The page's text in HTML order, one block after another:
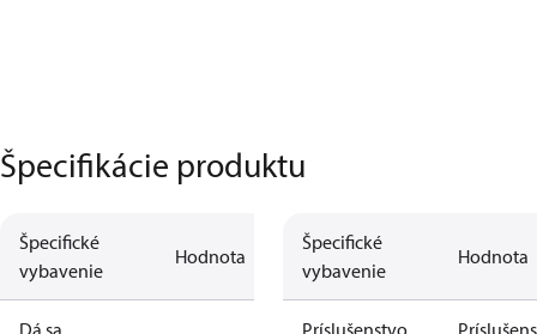
Špecifikácie produktu
Špecifické
vybavenie
Hodnota
Dá sa
Špecifické
vybavenie
Hodnota
Príslušenstvo